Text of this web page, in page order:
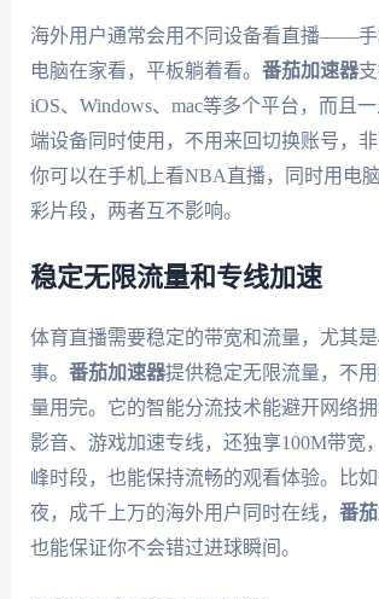
海外用户通常会用不同设备看直播——手
电脑在家看，平板躺着看。 番茄加速器支
iOS、Windows、mac等多个平台，而且
端设备同时使用，不用来回切换账号，
你可以在手机上看NBA直播，同时用电
彩片段，两者互不影响。
稳定无限流量和专线加速
体育直播需要稳定的带宽和流量，尤其
事。 番茄加速器提供稳定无限流量，不
量用完。它的智能分流技术能避开网络
影音、游戏加速专线，还独享100M带宽
峰时段，也能保持流畅的观看体验。比
夜，成千上万的海外用户同时在线， 番
也能保证你不会错过进球瞬间。